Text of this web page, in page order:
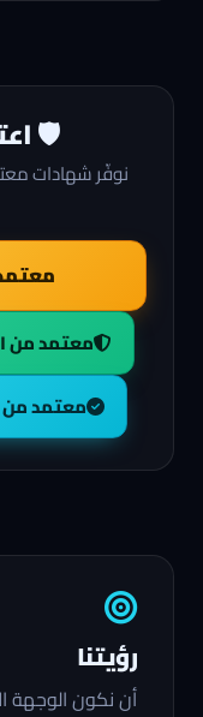
🛡️
نوفّر شهادات
معتمد من
معتمد من
رؤيتنا
أن نكون الوجهة